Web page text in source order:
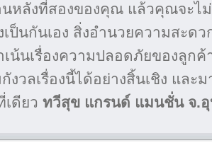
หลังที่สองของคุณ แล้วคุณจะไ
เป็นกันเอง สิ่งอำนวยความสะด
เน้นเรื่องความปลอดภัยของลูก
วลเรื่องนี้ได้อย่างสิ้นเชิง และ
ดียว ทวีสุข แกรนด์ แมนชั่น จ.